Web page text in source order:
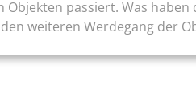
passiert. Was
weiteren Werdegang der